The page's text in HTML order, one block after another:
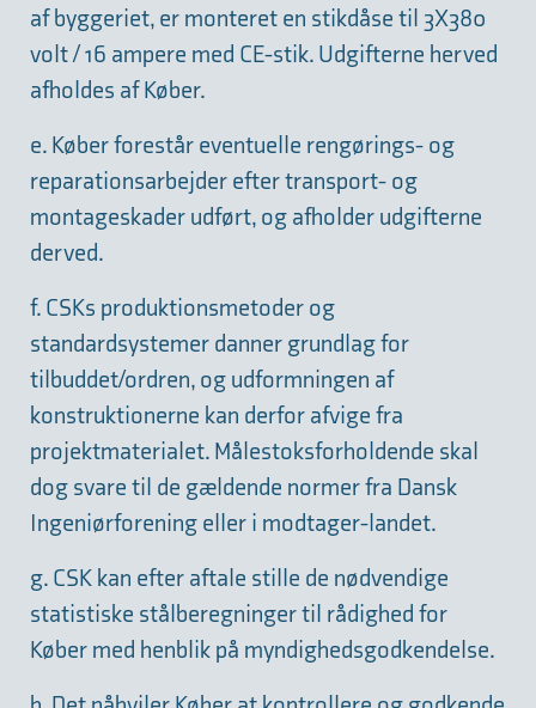
af byggeriet, er monteret en stikdåse til 3X380
volt / 16 ampere med CE-stik. Udgifterne herved
afholdes af Køber.
e. Køber forestår eventuelle rengørings- og
reparationsarbejder efter transport- og
montageskader udført, og afholder udgifterne
derved.
f. CSKs produktionsmetoder og
standardsystemer danner grundlag for
tilbuddet/ordren, og udformningen af
konstruktionerne kan derfor afvige fra
projektmaterialet. Målestoksforholdende skal
dog svare til de gældende normer fra Dansk
Ingeniørforening eller i modtager-landet.
g. CSK kan efter aftale stille de nødvendige
statistiske stålberegninger til rådighed for
Køber med henblik på myndighedsgodkendelse.